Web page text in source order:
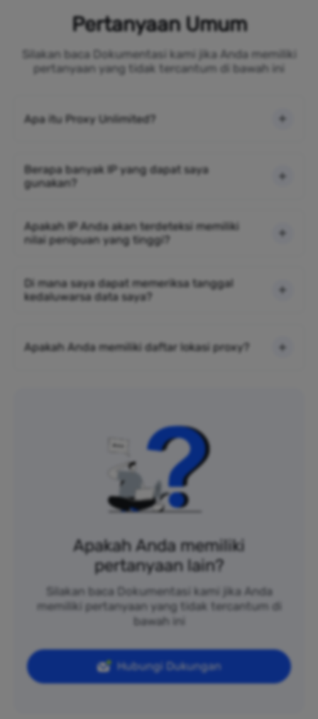
Pertanyaan Umum
Silakan baca Dokumentasi kami jika Anda memiliki
pertanyaan yang tidak tercantum di bawah ini
Apa itu Proxy Unlimited?
Berapa banyak IP yang dapat saya
gunakan?
Apakah IP Anda akan terdeteksi memiliki
nilai penipuan yang tinggi?
Di mana saya dapat memeriksa tanggal
kedaluwarsa data saya?
Apakah Anda memiliki daftar lokasi proxy?
Apakah Anda memiliki
pertanyaan lain?
Silakan baca Dokumentasi kami jika Anda
memiliki pertanyaan yang tidak tercantum di
bawah ini
Hubungi Dukungan